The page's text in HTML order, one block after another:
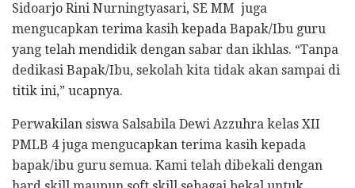
Sidoarjo Rini Nurningtyasari, SE MM juga
mengucapkan terima kasih kepada Bapak/Ibu guru
yang telah mendidik dengan sabar dan ikhlas. “Tanpa
dedikasi Bapak/Ibu, sekolah kita tidak akan sampai di
titik ini,” ucapnya.
Perwakilan siswa Salsabila Dewi Azzuhra kelas XII
PMLB 4 juga mengucapkan terima kasih kepada
bapak/ibu guru semua. Kami telah dibekali dengan